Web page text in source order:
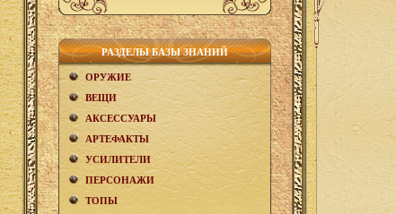
РАЗДЕЛЫ БАЗЫ ЗНАНИЙ
ОРУЖИЕ
ВЕЩИ
АКCЕСCУАРЫ
АРТЕФАКТЫ
УСИЛИТЕЛИ
ПЕРСОНАЖИ
ТОПЫ